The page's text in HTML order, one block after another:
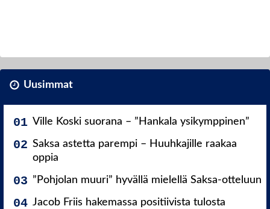
Uusimmat
Ville Koski suorana – ”Hankala ysikymppinen”
Saksa astetta parempi – Huuhkajille raakaa
oppia
”Pohjolan muuri” hyvällä mielellä Saksa-otteluun
Jacob Friis hakemassa positiivista tulosta